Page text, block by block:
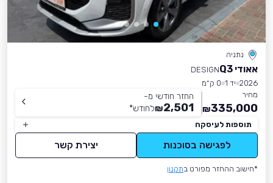
נתניה
אאודי Q3
DESIGN
2026 יד 1
0 ק״מ
מחיר
335,000
₪
החזר חודשי מ-
2,501
₪לחודש*
תוספות לעיסקה
לפגישה בסוכנות יצירת קשר
*חישוב ההחזר מפורט בתקנון